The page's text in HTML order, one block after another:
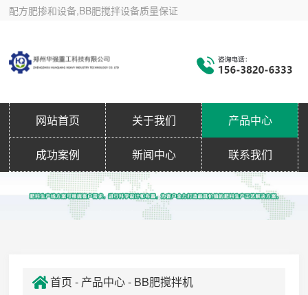
配方肥掺和设备,BB肥搅拌设备质量保证
网站首页 关于我们 产品中心
成功案例 新闻中心 联系我们
首页 - 产品中心- BB肥搅拌机